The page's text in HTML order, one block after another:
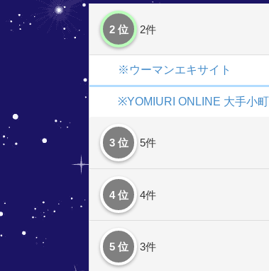
2 位 2件
※ウーマンエキサイト
※YOMIURI ONLINE 大手小町
3 位 5件
4 位 4件
5 位 3件